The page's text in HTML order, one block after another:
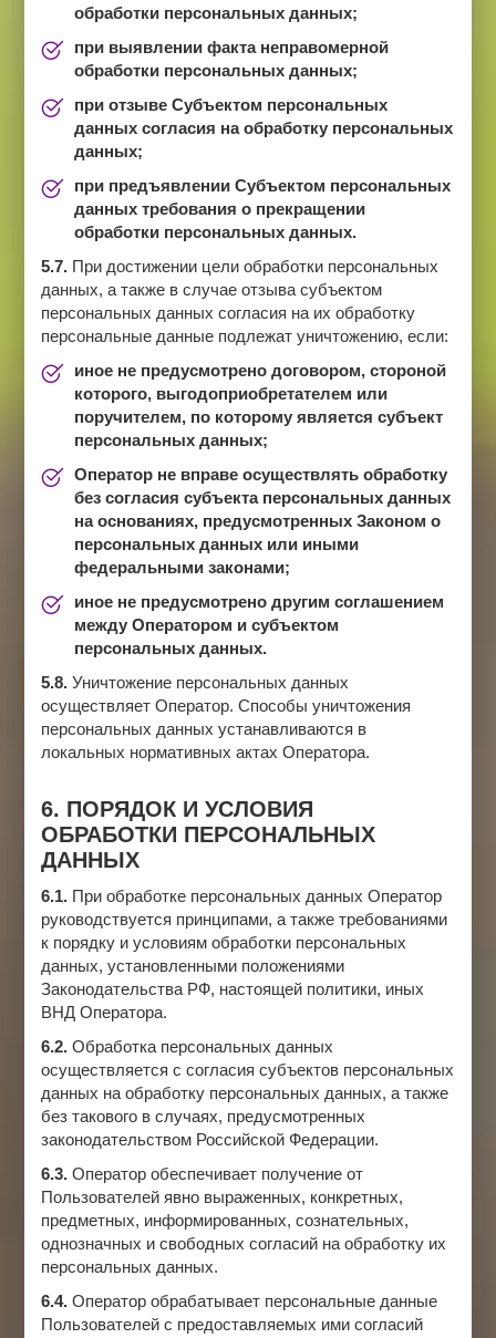
обработки персональных данных;
при выявлении факта неправомерной
обработки персональных данных;
при отзыве Субъектом персональных
данных согласия на обработку персональных
данных;
при предъявлении Субъектом персональных
данных требования о прекращении
обработки персональных данных.
5.7. При достижении цели обработки персональных
данных, а также в случае отзыва субъектом
персональных данных согласия на их обработку
персональные данные подлежат уничтожению, если:
иное не предусмотрено договором, стороной
которого, выгодоприобретателем или
поручителем, по которому является субъект
персональных данных;
Оператор не вправе осуществлять обработку
без согласия субъекта персональных данных
на основаниях, предусмотренных Законом о
персональных данных или иными
федеральными законами;
иное не предусмотрено другим соглашением
между Оператором и субъектом
персональных данных.
5.8. Уничтожение персональных данных
осуществляет Оператор. Способы уничтожения
персональных данных устанавливаются в
локальных нормативных актах Оператора.
6. ПОРЯДОК И УСЛОВИЯ
ОБРАБОТКИ ПЕРСОНАЛЬНЫХ
ДАННЫХ
6.1. При обработке персональных данных Оператор
руководствуется принципами, а также требованиями
к порядку и условиям обработки персональных
данных, установленными положениями
Законодательства РФ, настоящей политики, иных
ВНД Оператора.
6.2. Обработка персональных данных
осуществляется с согласия субъектов персональных
данных на обработку персональных данных, а также
без такового в случаях, предусмотренных
законодательством Российской Федерации.
6.3. Оператор обеспечивает получение от
Пользователей явно выраженных, конкретных,
предметных, информированных, сознательных,
однозначных и свободных согласий на обработку их
персональных данных.
6.4. Оператор обрабатывает персональные данные
Пользователей с предоставляемых ими согласий